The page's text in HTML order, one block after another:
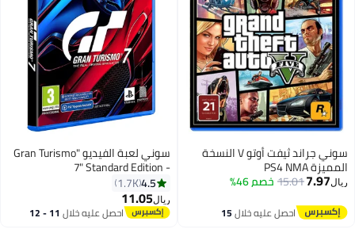
سوني جراند ثيفت أوتو V النسخة
المميزة PS4 NMA
ريال7.97
15.01خصم 46%
احصل عليه خلال15
سوني لعبة الفيديو "Gran Turismo
7" Standard Edition -
playstation_4_ps4
4.5
1.7K
ريال11.05
احصل عليه خلال 11 - 12